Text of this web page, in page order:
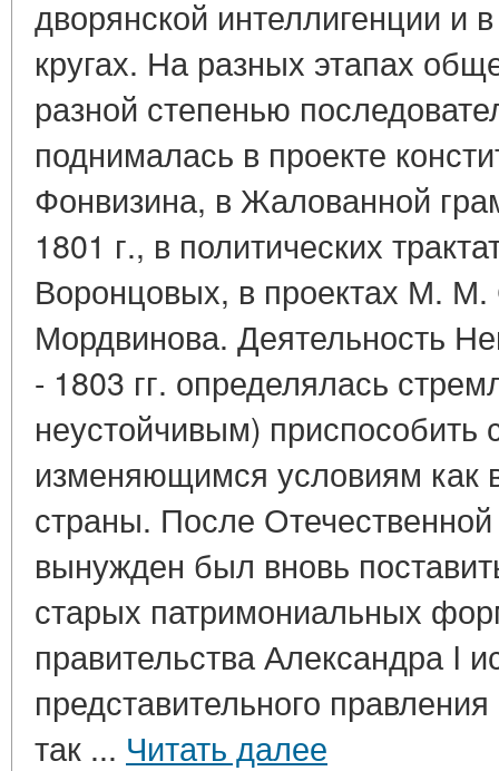
дворянской интеллигенции и
кругах. На разных этапах
разной степенью
поднималась в проекте
Фонвизина, в Жалованной
1801 г., в политических
Воронцовых, в проектах М.
Мордвинова. Деятельность
- 1803 гг. определялась
неустойчивым) приспособить
изменяющимся условиям как
страны. После
вынужден был вновь
старых патримониальных
правительства Александра I
представительного
так ... Читать далее